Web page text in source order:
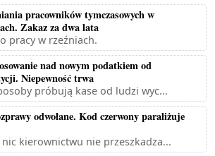
pracowników tymczasowych w
Zakaz za dwa lata
pracy w rzeźniach.
nad nowym podatkiem od
Niepewność trwa
próbują kase od ludzi wyc...
odwołane. Kod czerwony paraliżuje
kierownictwu nie przeszkadza...